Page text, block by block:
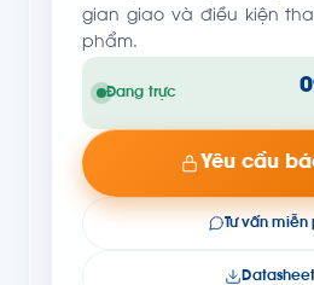
gian giao và điều kiện
phẩm.
Đang trực
Yêu cầu
Tư vấn miễn
Datasheet